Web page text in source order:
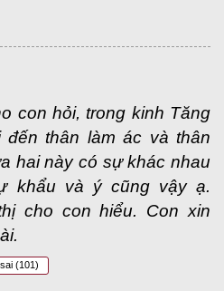
con hỏi, trong kinh Tăng
thân làm ác và thân
hai này có sự khác nhau
khẩu và ý cũng vậy ạ.
cho con hiểu. Con xin
(101)